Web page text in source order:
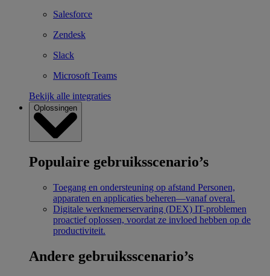
Salesforce
Zendesk
Slack
Microsoft Teams
Bekijk alle integraties
Oplossingen
Populaire gebruiksscenario’s
Toegang en ondersteuning op afstand Personen,
apparaten en applicaties beheren—vanaf overal.
Digitale werknemerservaring (DEX) IT-problemen
proactief oplossen, voordat ze invloed hebben op de
productiviteit.
Andere gebruiksscenario’s